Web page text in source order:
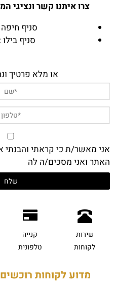
צרו איתנו קשר ונציגי
סניף חיפה : 054-
סניף בילו : 054-5326105
או מלא פרטיך
אני מאשר/ת כי קראתי והבנתי
האתר ואני מסכים/ה לה
שירות
לקוחות
קנייה
טלפונית
מדוע לקוחות